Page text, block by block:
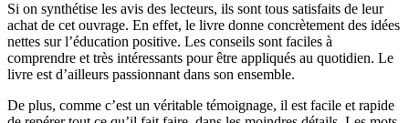
Si on synthétise les avis des lecteurs, ils sont tous satisfaits de leur
achat de cet ouvrage. En effet, le livre donne concrètement des idées
nettes sur l’éducation positive. Les conseils sont faciles à
comprendre et très intéressants pour être appliqués au quotidien. Le
livre est d’ailleurs passionnant dans son ensemble.
De plus, comme c’est un véritable témoignage, il est facile et rapide